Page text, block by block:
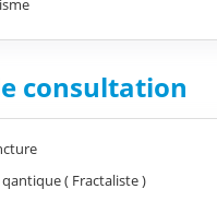
consultation
( Fractaliste )